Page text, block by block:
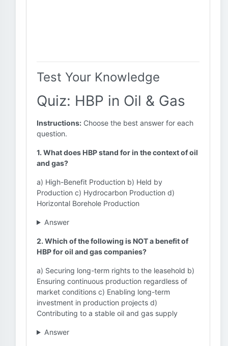
Test Your Knowledge
Quiz: HBP in Oil & Gas
Instructions: Choose the best answer for each
question.
1. What does HBP stand for in the context of oil
and gas?
a) High-Benefit Production b) Held by
Production c) Hydrocarbon Production d)
Horizontal Borehole Production
Answer
2. Which of the following is NOT a benefit of
HBP for oil and gas companies?
a) Securing long-term rights to the leasehold b)
Ensuring continuous production regardless of
market conditions c) Enabling long-term
investment in production projects d)
Contributing to a stable oil and gas supply
Answer